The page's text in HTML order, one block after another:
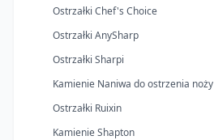
Ostrzałki Chef's Choice
Ostrzałki AnySharp
Ostrzałki Sharpi
Kamienie Naniwa do ostrzenia noży
Ostrzałki Ruixin
Kamienie Shapton